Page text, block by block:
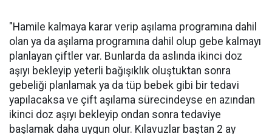
"Hamile kalmaya karar verip aşılama programına dahil
olan ya da aşılama programına dahil olup gebe kalmayı
planlayan çiftler var. Bunlarda da aslında ikinci doz
aşıyı bekleyip yeterli bağışıklık oluştuktan sonra
gebeliği planlamak ya da tüp bebek gibi bir tedavi
yapılacaksa ve çift aşılama sürecindeyse en azından
ikinci doz aşıyı bekleyip ondan sonra tedaviye
başlamak daha uygun olur. Kılavuzlar baştan 2 ay